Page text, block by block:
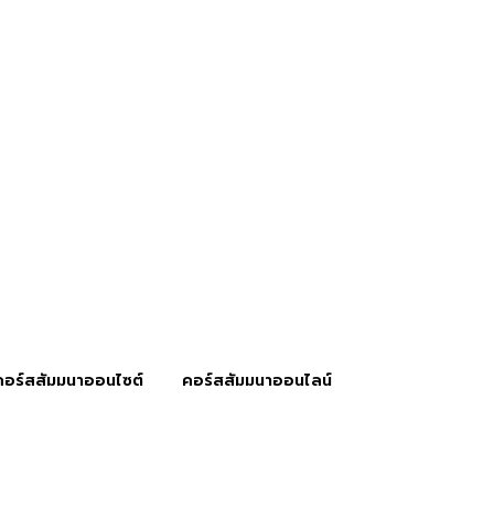
อร์สสัมมนาออนไซต์ คอร์สสัมมนาออนไลน์